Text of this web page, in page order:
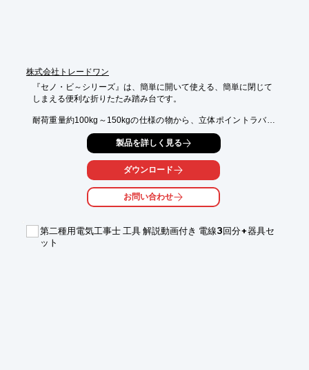
株式会社トレードワン
『セノ・ビ～シリーズ』は、簡単に開いて使える、簡単に閉じて
しまえる便利な折りたたみ踏み台です。
耐荷重量約100kg～150kgの仕様の物から、立体ポイントラバー
したタイプや、ハートをモチーフにしたかわいいデザインまで、
多種多様な製品をご用意しております。
持ち運び簡単・組み立て楽々で、「あとちょっと」のお手伝いを
■持ち運び簡単
■耐荷重量約100kg～150kgの仕様
製品を詳しく見る
ダウンロード
お問い合わせ
第二種用電気工事士 工具 解説動画付き 電線3回分+器具セ
ット